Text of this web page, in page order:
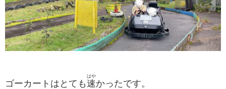
ゴーカートはとても速
はや
かったです。